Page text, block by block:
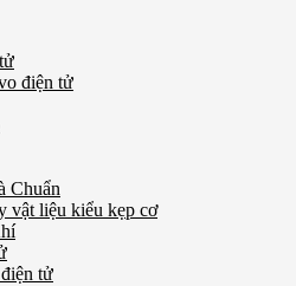
điện tử
Chuẩn
vật liệu kiểu kẹp cơ
tử